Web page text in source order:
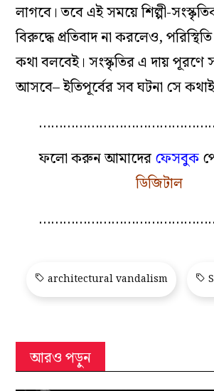
লাগবে। তবে এই সময়ে শিল্পী-
বিরুদ্ধে প্রতিবাদ না করলেও,
কথা বলবেই। সংস্কৃতির এ দায় পূরণে
আসবে– ইতিপূর্বের সব ঘটনা সে
ফলো করুন আমাদেরফেসবুক
ডিজিটাল
architectural vandalism
আরও পড়ুন